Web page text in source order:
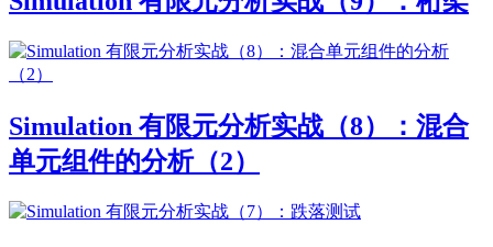
Simulation 有限元分析实战（8）：混合
单元组件的分析（2）